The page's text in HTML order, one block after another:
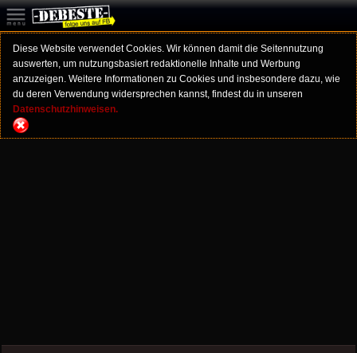
Diese Website verwendet Cookies. Wir können damit die Seitennutzung
auswerten, um nutzungsbasiert redaktionelle Inhalte und Werbung
anzuzeigen. Weitere Informationen zu Cookies und insbesondere dazu, wie
du deren Verwendung widersprechen kannst, findest du in unseren
Datenschutzhinweisen.